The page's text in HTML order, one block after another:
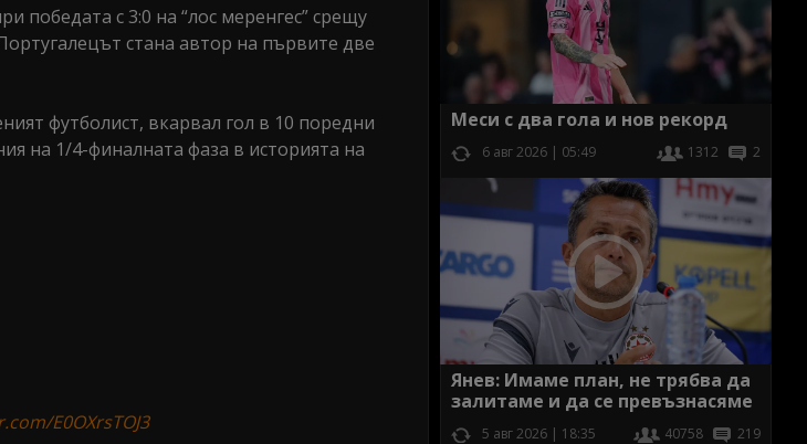
с 3:0 на “лос меренгес” срещу
стана автор на първите две
футболист, вкарвал гол в 10 поредни
на 1/4-финалната фаза в историята на
E0OXrsTOJ3
Меси с два гола и нов рекорд
6 авг 2026 | 05:49 1312 2
Янев: Имаме план, не трябва да
залитаме и да се превъзнасяме
5 авг 2026 | 18:35 40758 219